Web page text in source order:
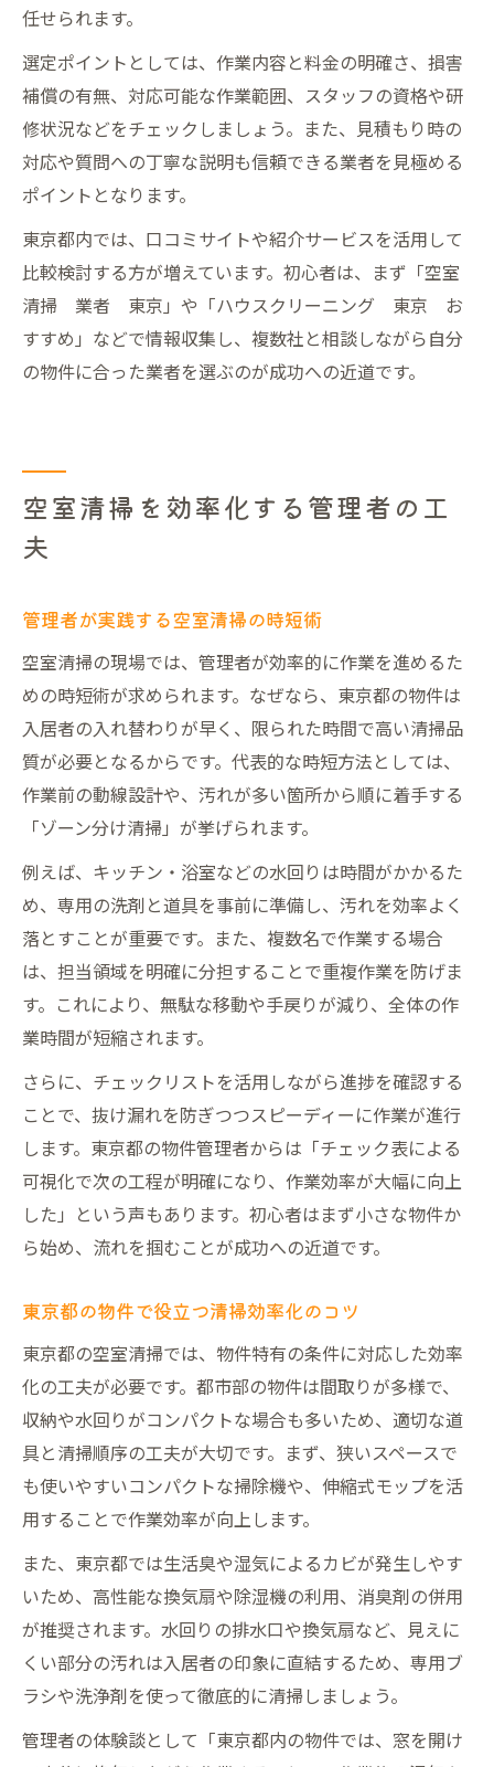
任せられます。
選定ポイントとしては、作業内容と料金の明確さ、損害
補償の有無、対応可能な作業範囲、スタッフの資格や研
修状況などをチェックしましょう。また、見積もり時の
対応や質問への丁寧な説明も信頼できる業者を見極める
ポイントとなります。
東京都内では、口コミサイトや紹介サービスを活用して
比較検討する方が増えています。初心者は、まず「空室
清掃 業者 東京」や「ハウスクリーニング 東京 お
すすめ」などで情報収集し、複数社と相談しながら自分
の物件に合った業者を選ぶのが成功への近道です。
空室清掃を効率化する管理者の工
夫
管理者が実践する空室清掃の時短術
空室清掃の現場では、管理者が効率的に作業を進めるた
めの時短術が求められます。なぜなら、東京都の物件は
入居者の入れ替わりが早く、限られた時間で高い清掃品
質が必要となるからです。代表的な時短方法としては、
作業前の動線設計や、汚れが多い箇所から順に着手する
「ゾーン分け清掃」が挙げられます。
例えば、キッチン・浴室などの水回りは時間がかかるた
め、専用の洗剤と道具を事前に準備し、汚れを効率よく
落とすことが重要です。また、複数名で作業する場合
は、担当領域を明確に分担することで重複作業を防げま
す。これにより、無駄な移動や手戻りが減り、全体の作
業時間が短縮されます。
さらに、チェックリストを活用しながら進捗を確認する
ことで、抜け漏れを防ぎつつスピーディーに作業が進行
します。東京都の物件管理者からは「チェック表による
可視化で次の工程が明確になり、作業効率が大幅に向上
した」という声もあります。初心者はまず小さな物件か
ら始め、流れを掴むことが成功への近道です。
東京都の物件で役立つ清掃効率化のコツ
東京都の空室清掃では、物件特有の条件に対応した効率
化の工夫が必要です。都市部の物件は間取りが多様で、
収納や水回りがコンパクトな場合も多いため、適切な道
具と清掃順序の工夫が大切です。まず、狭いスペースで
も使いやすいコンパクトな掃除機や、伸縮式モップを活
用することで作業効率が向上します。
また、東京都では生活臭や湿気によるカビが発生しやす
いため、高性能な換気扇や除湿機の利用、消臭剤の併用
が推奨されます。水回りの排水口や換気扇など、見えに
くい部分の汚れは入居者の印象に直結するため、専用ブ
ラシや洗浄剤を使って徹底的に清掃しましょう。
管理者の体験談として「東京都内の物件では、窓を開け